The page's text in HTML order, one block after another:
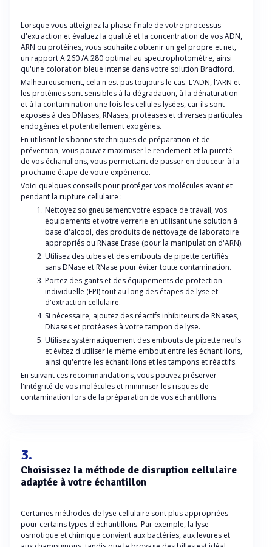
Lorsque vous atteignez la phase finale de votre processus
d'extraction et évaluez la qualité et la concentration de vos ADN,
ARN ou protéines, vous souhaitez obtenir un gel propre et net,
un rapport A 260 /A 280 optimal au spectrophotomètre, ainsi
qu'une coloration bleue intense dans votre solution Bradford.
Malheureusement, cela n'est pas toujours le cas. L'ADN, l'ARN et
les protéines sont sensibles à la dégradation, à la dénaturation
et à la contamination une fois les cellules lysées, car ils sont
exposés à des DNases, RNases, protéases et diverses particules
endogènes et potentiellement exogènes.
En utilisant les bonnes techniques de préparation et de
prévention, vous pouvez maximiser le rendement et la pureté
de vos échantillons, vous permettant de passer en douceur à la
prochaine étape de votre expérience.
Voici quelques conseils pour protéger vos molécules avant et
pendant la rupture cellulaire :
Nettoyez soigneusement votre espace de travail, vos
équipements et votre verrerie en utilisant une solution à
base d'alcool, des produits de nettoyage de laboratoire
appropriés ou RNase Erase (pour la manipulation d'ARN).
Utilisez des tubes et des embouts de pipette certifiés
sans DNase et RNase pour éviter toute contamination.
Portez des gants et des équipements de protection
individuelle (EPI) tout au long des étapes de lyse et
d'extraction cellulaire.
Si nécessaire, ajoutez des réactifs inhibiteurs de RNases,
DNases et protéases à votre tampon de lyse.
Utilisez systématiquement des embouts de pipette neufs
et évitez d'utiliser le même embout entre les échantillons,
ainsi qu'entre les échantillons et les tampons et réactifs.
En suivant ces recommandations, vous pouvez préserver
l'intégrité de vos molécules et minimiser les risques de
contamination lors de la préparation de vos échantillons.
3.
Choisissez la méthode de disruption cellulaire
adaptée à votre échantillon
Certaines méthodes de lyse cellulaire sont plus appropriées
pour certains types d'échantillons. Par exemple, la lyse
osmotique et chimique convient aux bactéries, aux levures et